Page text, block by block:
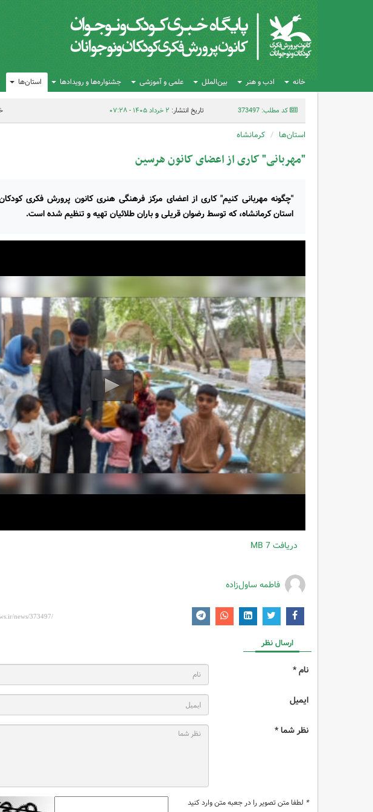
خانه ادب و هنر بین‌الملل علمی و آموزشی جشنواره‌ها و رویدادها استان‌ها
کد مطلب: 373497 تاریخ انتشار: ۲ خرداد ۱۴۰۵ - ۰۷:۲۸
استان‌ها کرمانشاه
"مهربانی" کاری از اعضای کانون هرسین
"چگونه مهربانی کنیم" کاری از اعضای مرکز فرهنگی هنری کانون پرورش فکری
استان کرمانشاه، که توسط رضوان قریلی و باران طلائیان تهیه و تنظیم شده است.
دریافت7 MB
فاطمه ساول‌زاده
ارسال نظر
نام *
ایمیل
نظر شما *
* لطفا متن تصویر را در جعبه متن وارد کنید